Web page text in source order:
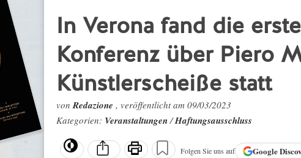
In Verona fand die
Konferenz über Piero
Künstlerscheiße statt
vonRedazione , veröffentlicht am 09/03/2023
Kategorien: Veranstaltungen/Haftungsausschluss
Folgen Sie uns auf Google